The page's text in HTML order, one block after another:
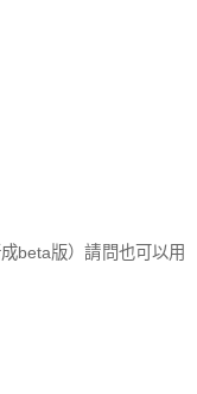
beta版）請問也可以用